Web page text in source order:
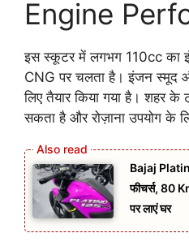
Engine
इस स्कूटर में लगभग 110cc का
CNG पर चलता है। इंजन स्मूद
लिए तैयार किया गया है। शहर
सकता है और रोज़ाना उपयोग के
Bajaj
फीचर्स, 80
पर लाएं घर